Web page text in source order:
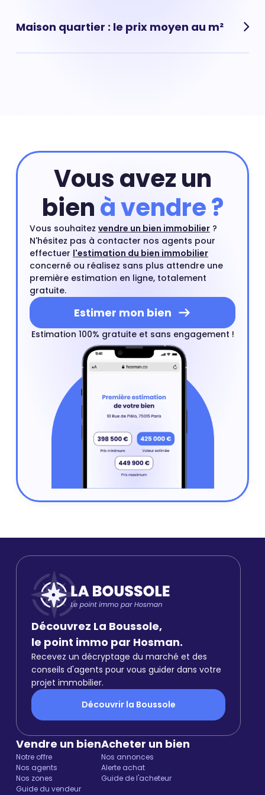
Maison quartier : le prix moyen au m²
Vous avez un
bienà vendre ?
Vous souhaitez vendre un bien immobilier ?
N'hésitez pas à contacter nos agents pour
effectuer l'estimation du bien immobilier
concerné ou réalisez sans plus attendre une
première estimation en ligne, totalement
gratuite.
Estimer mon bien
Estimation 100% gratuite et sans engagement !
Découvrez La Boussole,
le point immo par Hosman.
Recevez un décryptage du marché et des
conseils d'agents pour vous guider dans votre
projet immobilier.
Découvrir la Boussole
Vendre un bien
Notre offre
Nos agents
Nos zones
Guide du vendeur
Acheter un bien
Nos annonces
Alerte achat
Guide de l'acheteur